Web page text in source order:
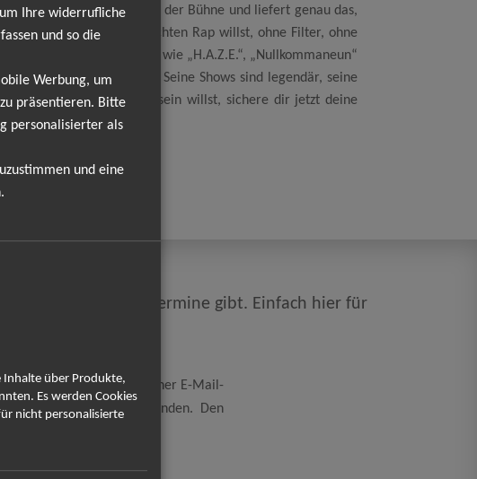
SSIO ist zurück auf der Bühne und liefert genau das,
Beine gehen. Wenn du echten Rap willst, ohne Filter, ohne
Tracks, Klassikern wie „H.A.Z.E.“, „Nullkommaneun“
macht. Seine Shows sind legendär, seine
knallt. Wenn du dabei sein willst, sichere dir jetzt deine
sobald es neue Termine gibt. Einfach hier für
einer Speicherung meiner E-Mail-
einverstanden. Den
Ihre widerrufliche
und so die
Werbung, um
präsentieren. Bitte
personalisierter als
und eine
Inhalte über Produkte,
Es werden Cookies
nicht personalisierte